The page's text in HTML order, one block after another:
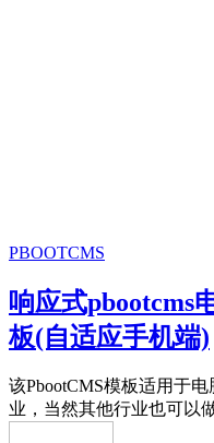
PBOOTCMS
响应式pbootcms
板(自适应手机端)
该PbootCMS模板适用于
业，当然其他行业也可以